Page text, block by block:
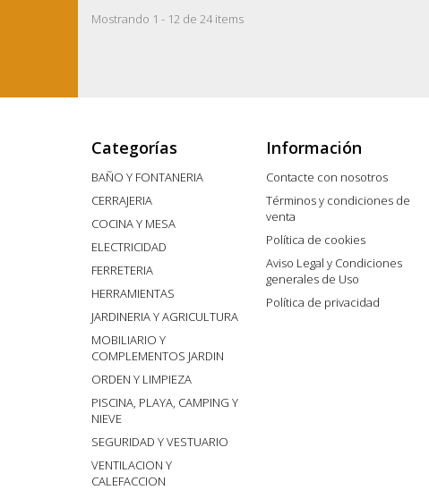
Mostrando 1 - 12 de 24 items
Categorías
BAÑO Y FONTANERIA
CERRAJERIA
COCINA Y MESA
ELECTRICIDAD
FERRETERIA
HERRAMIENTAS
JARDINERIA Y AGRICULTURA
MOBILIARIO Y
COMPLEMENTOS JARDIN
ORDEN Y LIMPIEZA
PISCINA, PLAYA, CAMPING Y
NIEVE
SEGURIDAD Y VESTUARIO
VENTILACION Y
CALEFACCION
Información
Contacte con nosotros
Términos y condiciones de
venta
Política de cookies
Aviso Legal y Condiciones
generales de Uso
Política de privacidad